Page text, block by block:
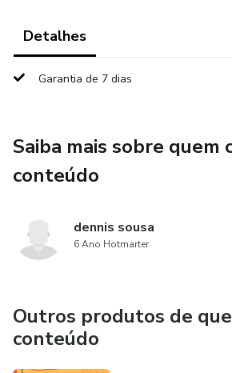
adotar um estilo de vida mais
Detalhes
Garantia de 7 dias
Saiba mais sobre quem
conteúdo
dennis sousa
6 Ano Hotmarter
Outros produtos de
conteúdo